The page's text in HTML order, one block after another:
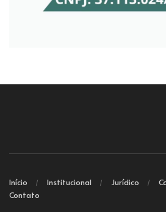
Início Institucional Jurídico
Contato